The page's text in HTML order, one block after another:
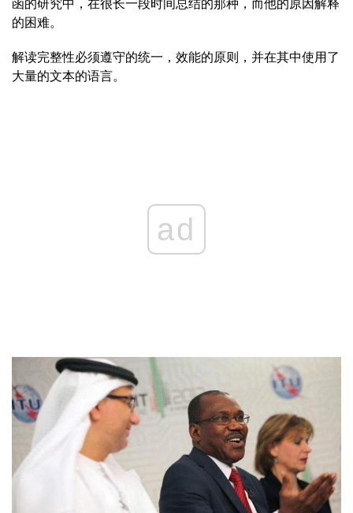
的困难。
解读完整性必须遵守的统一，效能的原则，并在其中使用了
大量的文本的语言。
ad